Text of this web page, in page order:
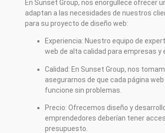
En Sunset Group, nos enorgullece ofrecer
adaptan a las necesidades de nuestros
para su proyecto de diseño web:
Experiencia: Nuestro equipo de
web de alta calidad para empresas y
Calidad: En Sunset Group, nos
asegurarnos de que cada página
funcione sin problemas.
Precio: Ofrecemos diseño y
emprendedores deberían tener
presupuesto.